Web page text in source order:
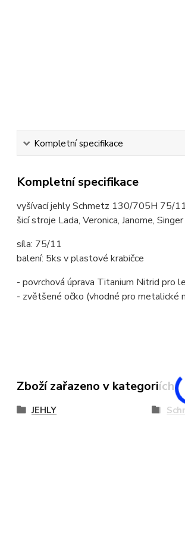
Kompletní specifikace
Kompletní specifikace
vyšívací jehly Schmetz 130/705H 75/
šicí stroje Lada, Veronica, Janome, Singer
síla: 75/11
balení: 5ks v plastové krabičce
- povrchová úprava Titanium Nitrid pro
- zvětšené očko (vhodné pro metalické
Zboží zařazeno v kategoriích
JEHLY